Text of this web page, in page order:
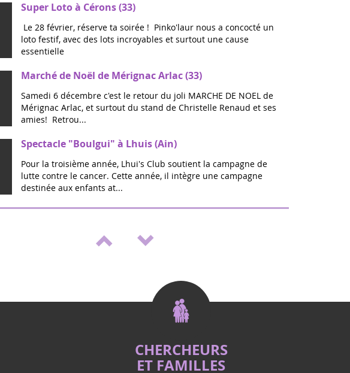
Super Loto à Cérons (33)
Le 28 février, réserve ta soirée ! Pinko'laur nous a concocté un
loto festif, avec des lots incroyables et surtout une cause
essentielle
Marché de Noël de Mérignac Arlac (33)
Samedi 6 décembre c'est le retour du joli MARCHE DE NOEL de
Mérignac Arlac, et surtout du stand de Christelle Renaud et ses
amies! Retrou...
Spectacle "Boulgui" à Lhuis (Ain)
Pour la troisième année, Lhui's Club soutient la campagne de
lutte contre le cancer. Cette année, il intègre une campagne
destinée aux enfants at...
O Source -Salon bien être & Vitalité à St Médard en
Cette année la rentrée sera ZEN : A Saint Médard en jalles,
Rassemblement "Septembre en or" à St Médard en
En soutien à la lutte contre les cancers pédiatriques, en
mémoire des enfants comme Eva qui nous ont quittés, un
Vous habitez dans le Puy de Dôme ? Rendez-vous à BEaumont
CHERCHEURS
ET FAMILLES